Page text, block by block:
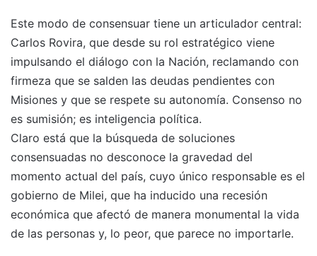
Este modo de consensuar tiene un articulador central:
Carlos Rovira, que desde su rol estratégico viene
impulsando el diálogo con la Nación, reclamando con
firmeza que se salden las deudas pendientes con
Misiones y que se respete su autonomía. Consenso no
es sumisión; es inteligencia política.
Claro está que la búsqueda de soluciones
consensuadas no desconoce la gravedad del
momento actual del país, cuyo único responsable es el
gobierno de Milei, que ha inducido una recesión
económica que afectó de manera monumental la vida
de las personas y, lo peor, que parece no importarle.